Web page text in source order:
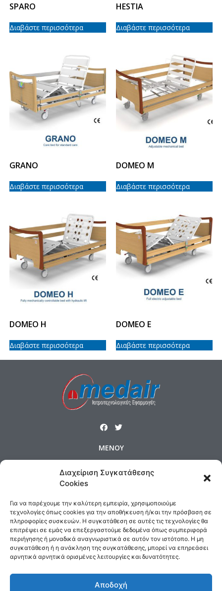
Διαχείριση Συγκατάθεσης
Cookies
Για να παρέχουμε την καλύτερη εμπειρία, χρησιμοποιούμε
τεχνολογίες όπως cookies για την αποθήκευση ή/και την πρόσβαση σε
πληροφορίες συσκευών. Η συγκατάθεση σε αυτές τις τεχνολογίες θα
επιτρέψει σε εμάς να επεξεργαστούμε δεδομένα όπως συμπεριφορά
περιήγησης ή μοναδικά αναγνωριστικά σε αυτόν τον ιστότοπο. Η μη
συγκατάθεση ή η ανάκληση της συγκατάθεσης, μπορεί να επηρεάσει
αρνητικά αρνητικά ορισμένες λειτουργίες και δυνατότητες.
Αποδοχή
SPARO
Διαβάστε περισσότερα
HESTIA
Διαβάστε περισσότερα
GRANO
Διαβάστε περισσότερα
DOMEO M
Διαβάστε περισσότερα
DOMEO H
Διαβάστε περισσότερα
DOMEO E
Διαβάστε περισσότερα
ΜΕΝΟΥ
Αρχική Προϊόντα
Προφίλ
Επικοινωνία
Όροι και Προϋποθέσεις
Τρόποι Αποστολής & Πολιτική Επιστροφών
Τρόποι Πληρωμής
ΕΠΙΚΟΙΝΩΝΙΑ
Τηλ : 210 9575358, Fax : 210 9585103
Αρ. ΓΕΜΗ: 5809301000